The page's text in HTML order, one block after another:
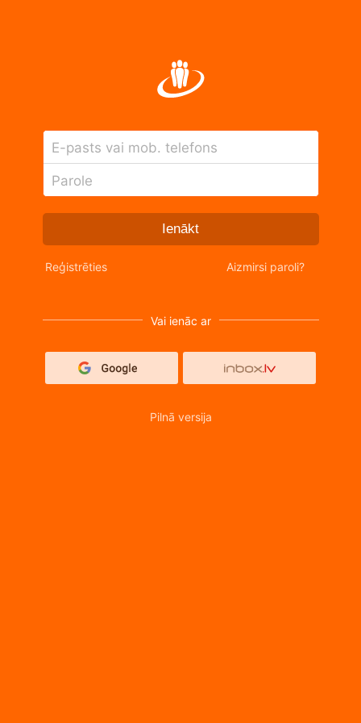
E-pasts vai mob. telefons
Parole
Ienākt
Reģistrēties Aizmirsi paroli?
Vai ienāc ar
Pilnā versija